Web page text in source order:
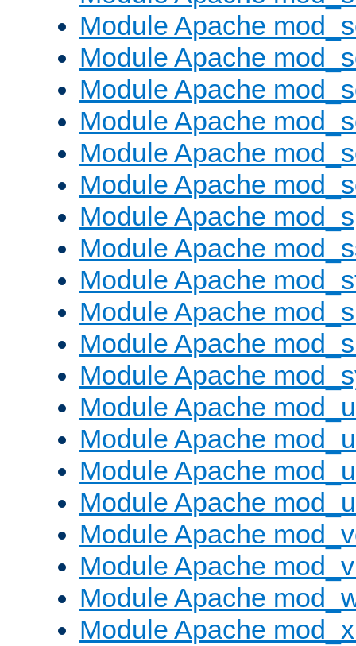
Module Apache
Module Apache
Module Apache
Module Apache
Module Apache
Module Apache
Module Apache
Module Apache
Module Apache
Module Apache
Module Apache
Module Apache
Module Apache
Module Apache
Module Apache
Module Apache
Module Apache
Module Apache
Module Apache
Module Apache